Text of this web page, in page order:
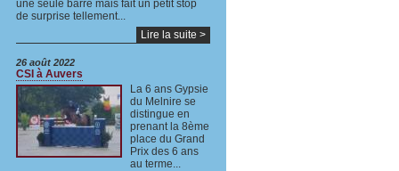
une seule barre mais fait un petit stop
de surprise tellement...
Lire la suite >
26 août 2022
CSI à Auvers
La 6 ans Gypsie
du Melnire se
distingue en
prenant la 8ème
place du Grand
Prix des 6 ans
au terme...